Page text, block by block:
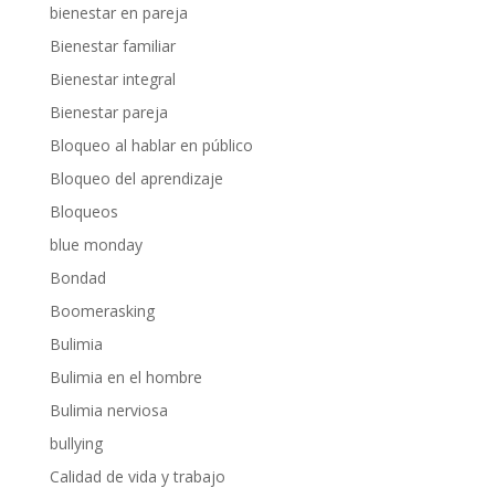
bienestar en pareja
Bienestar familiar
Bienestar integral
Bienestar pareja
Bloqueo al hablar en público
Bloqueo del aprendizaje
Bloqueos
blue monday
Bondad
Boomerasking
Bulimia
Bulimia en el hombre
Bulimia nerviosa
bullying
Calidad de vida y trabajo